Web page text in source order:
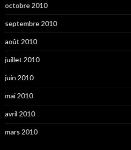
octobre 2010
septembre 2010
août 2010
juillet 2010
juin 2010
mai 2010
avril 2010
mars 2010